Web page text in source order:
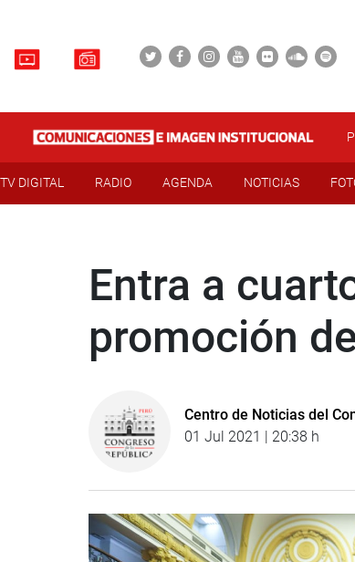
TV DIGITAL RADIO AGENDA NOTICIAS
Entra a
promoción
Centro de Noticias del
01 Jul 2021 | 20:38 h